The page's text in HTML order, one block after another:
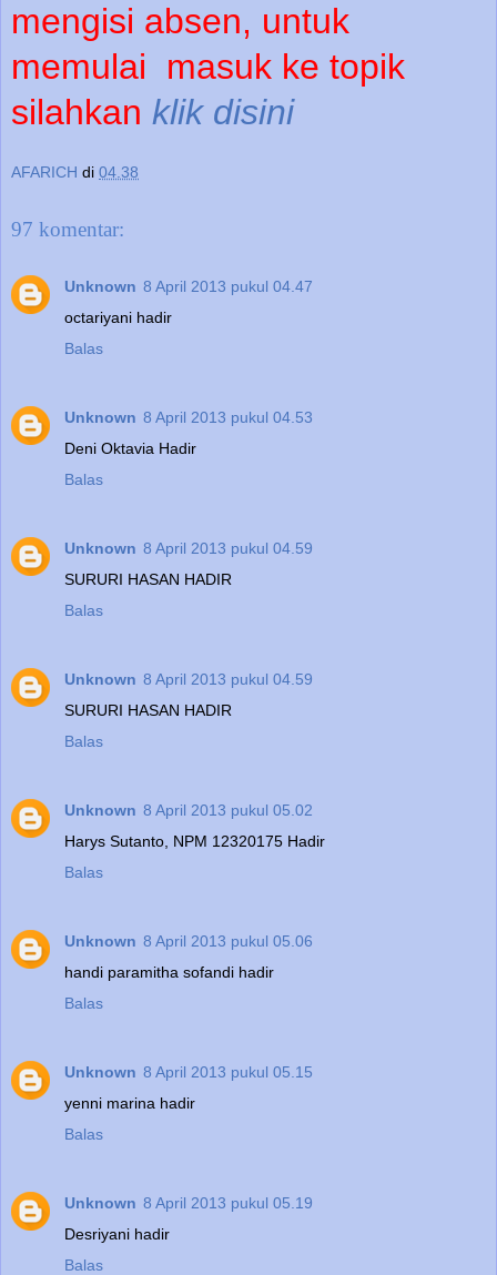
mengisi absen, untuk
memulai masuk ke topik
silahkan klik disini
AFARICH di 04.38
97 komentar:
Unknown 8 April 2013 pukul 04.47
octariyani hadir
Balas
Unknown 8 April 2013 pukul 04.53
Deni Oktavia Hadir
Balas
Unknown 8 April 2013 pukul 04.59
SURURI HASAN HADIR
Balas
Unknown 8 April 2013 pukul 04.59
SURURI HASAN HADIR
Balas
Unknown 8 April 2013 pukul 05.02
Harys Sutanto, NPM 12320175 Hadir
Balas
Unknown 8 April 2013 pukul 05.06
handi paramitha sofandi hadir
Balas
Unknown 8 April 2013 pukul 05.15
yenni marina hadir
Balas
Unknown 8 April 2013 pukul 05.19
Desriyani hadir
Balas